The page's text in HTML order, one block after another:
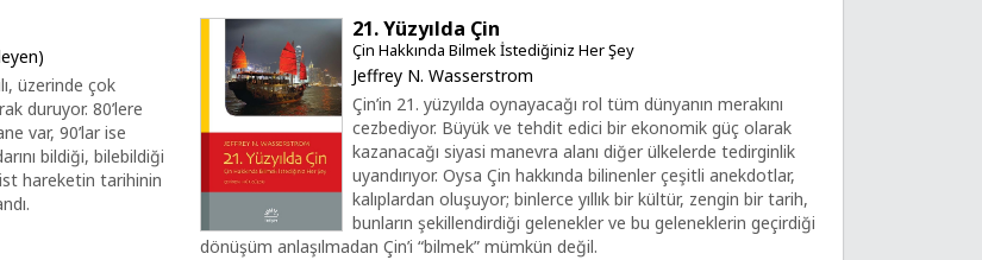
üzerinde çok
duruyor. 80’lere
var, 90’lar ise
bildiği, bilebildiği
hareketin tarihinin
21. Yüzyılda Çin
Çin Hakkında Bilmek İstediğiniz Her Şey
Jeffrey N. Wasserstrom
Çin’in 21. yüzyılda oynayacağı rol tüm dünyanın merakını
cezbediyor. Büyük ve tehdit edici bir ekonomik güç olarak
kazanacağı siyasi manevra alanı diğer ülkelerde tedirginlik
uyandırıyor. Oysa Çin hakkında bilinenler çeşitli anekdotlar,
kalıplardan oluşuyor; binlerce yıllık bir kültür, zengin bir tarih,
bunların şekillendirdiği gelenekler ve bu geleneklerin geçirdiği
dönüşüm anlaşılmadan Çin’i “bilmek” mümkün değil.